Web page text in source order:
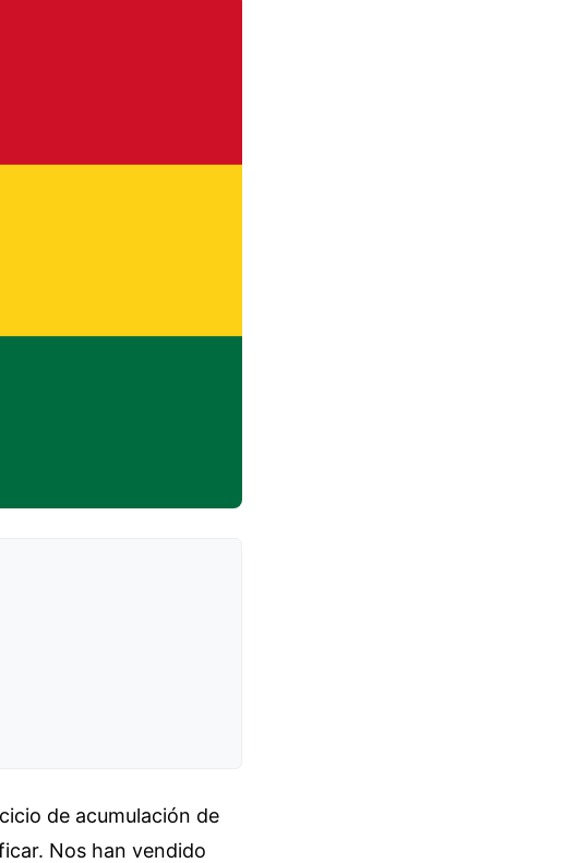
de acumulación de
Nos han vendido